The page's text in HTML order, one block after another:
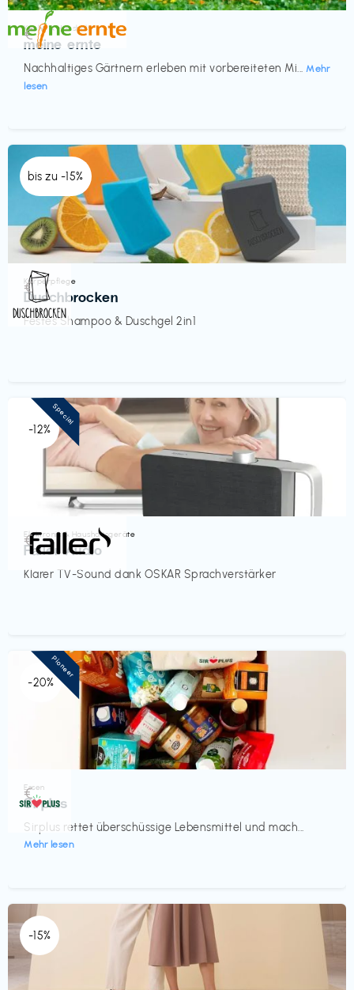
Küche & Haushalt
meine ernte
Nachhaltiges Gärtnern erleben mit vorbereiteten Mi... Mehr
lesen
€‎
bis zu -15%
Körperpflege
Duschbrocken
Festes Shampoo & Duschgel 2in1
€‎
-12%
Elektronik & Haushaltsgeräte
Faller Audio
Klarer TV-Sound dank OSKAR Sprachverstärker
€‎
Special
-20%
Essen
Sirplus
Sirplus rettet überschüssige Lebensmittel und mach...
Mehr lesen
€‎
Pioneer
-15%